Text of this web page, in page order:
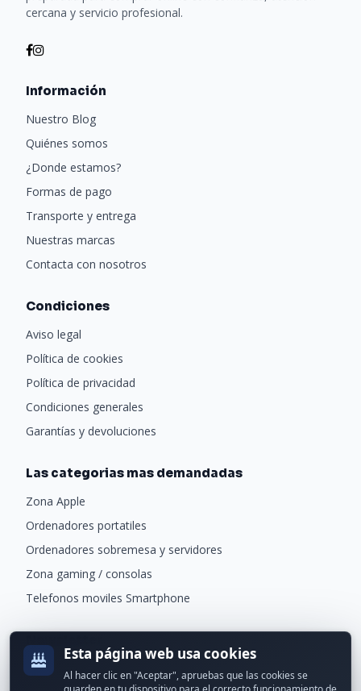
cercana y servicio profesional.
Información
Nuestro Blog
Quiénes somos
¿Donde estamos?
Formas de pago
Transporte y entrega
Nuestras marcas
Contacta con nosotros
Condiciones
Aviso legal
Política de cookies
Política de privacidad
Condiciones generales
Garantías y devoluciones
Las categorias mas demandadas
Zona Apple
Ordenadores portatiles
Ordenadores sobremesa y servidores
Zona gaming / consolas
Telefonos moviles Smartphone
Recibe ofertas exclusivas y novedades.
Esta página web usa cookies
Al hacer clic en "Aceptar", apruebas que las cookies se